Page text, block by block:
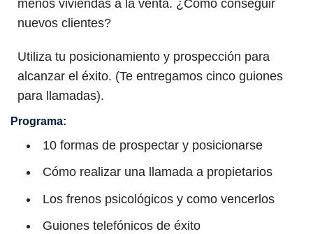
menos viviendas a la venta. ¿Cómo conseguir
nuevos clientes?
Utiliza tu posicionamiento y prospección para
alcanzar el éxito. (Te entregamos cinco guiones
para llamadas).
Programa:
10 formas de prospectar y posicionarse
Cómo realizar una llamada a propietarios
Los frenos psicológicos y como vencerlos
Guiones telefónicos de éxito